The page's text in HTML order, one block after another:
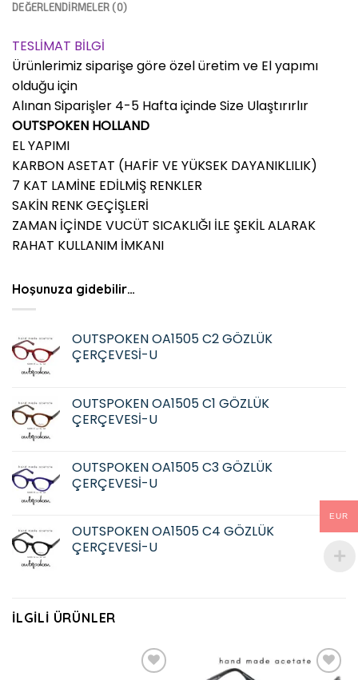
DEĞERLENDIRMELER (0)
TESLİMAT BİLGİ
Ürünlerimiz siparişe göre özel üretim ve El yapımı
olduğu için
Alınan Siparişler 4-5 Hafta içinde Size Ulaştırırlır
OUTSPOKEN HOLLAND
EL YAPIMI
KARBON ASETAT (HAFİF VE YÜKSEK DAYANIKLILIK)
7 KAT LAMİNE EDİLMİŞ RENKLER
SAKİN RENK GEÇİŞLERİ
ZAMAN İÇİNDE VUCÜT SICAKLIĞI İLE ŞEKİL ALARAK
RAHAT KULLANIM İMKANI
Hoşunuza gidebilir…
OUTSPOKEN OA1505 C2 GÖZLÜK
ÇERÇEVESİ-U
OUTSPOKEN OA1505 C1 GÖZLÜK
ÇERÇEVESİ-U
OUTSPOKEN OA1505 C3 GÖZLÜK
ÇERÇEVESİ-U
OUTSPOKEN OA1505 C4 GÖZLÜK
ÇERÇEVESİ-U
İLGILI ÜRÜNLER
EUR